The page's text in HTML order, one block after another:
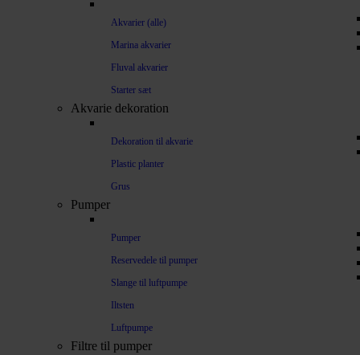
Akvarier (alle)
Marina akvarier
Fluval akvarier
Starter sæt
Akvarie dekoration
Dekoration til akvarie
Plastic planter
Grus
Pumper
Pumper
Reservedele til pumper
Slange til luftpumpe
Iltsten
Luftpumpe
Filtre til pumper